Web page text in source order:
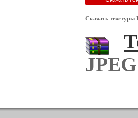
Скачать текстуры